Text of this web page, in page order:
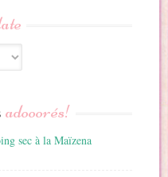
adooorés!
sec à la Maïzena